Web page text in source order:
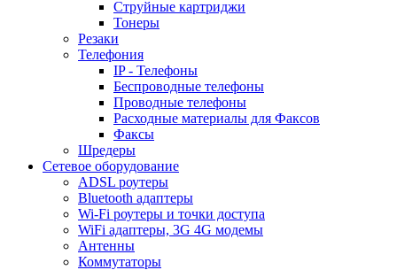
Струйные картриджи
Тонеры
Резаки
Телефония
IP - Телефоны
Беспроводные телефоны
Проводные телефоны
Расходные материалы для Факсов
Факсы
Шредеры
Сетевое оборудование
ADSL роутеры
Bluetooth адаптеры
Wi-Fi роутеры и точки доступа
WiFi адаптеры, 3G 4G модемы
Антенны
Коммутаторы